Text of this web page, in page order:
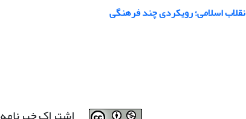
اسلامی؛ رویکردی چند فرهنگی